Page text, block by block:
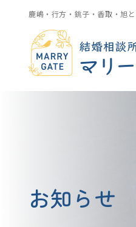
鹿嶋・行方・銚子・香取・旭
お知らせ